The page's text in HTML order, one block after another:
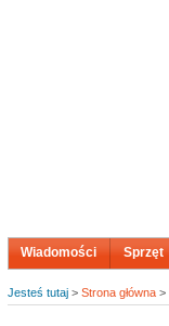
Wiadomości Sprzęt
Jesteś tutaj > Strona główna >